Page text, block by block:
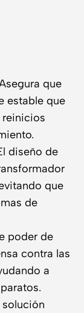
que
estable que
reinicios
diseño de
que
de
poder de
contra las
a
solución